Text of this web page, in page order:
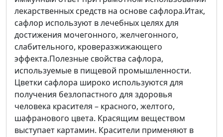
лекарственных средств на основе сафлора.Итак,
сафлор используют в лечебных целях для
достижения мочегонного, желчегонного,
слабительного, кроверазжижающего
эффекта.Полезные свойства сафлора,
используемые в пищевой промышленности.
Цветки сафлора широко используются для
получения безлопастного для здоровья
человека красителя – красного, желтого,
шафранового цвета. Красящим веществом
выступает картамин. Красители применяют в